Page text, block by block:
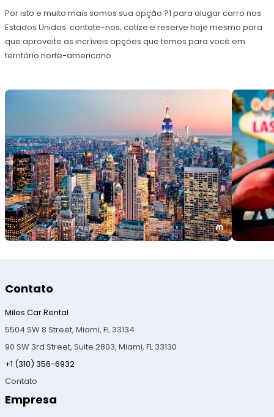
Por isto e muito mais somos sua opção ?1 para alugar carro nos
Estados Unidos: contate-nos, cotize e reserve hoje mesmo para
que aproveite as incríveis opções que temos para você em
território norte-americano.
Contato
Miles Car Rental
5504 SW 8 Street, Miami, FL 33134
90 SW 3rd Street, Suite 2803, Miami, FL 33130
+1 (310) 356-6932
Contato
Empresa